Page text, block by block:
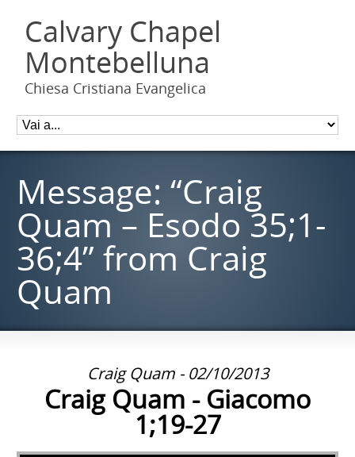
Calvary Chapel
Montebelluna
Chiesa Cristiana Evangelica
Message: “Craig
Quam – Esodo 35;1-
36;4” from Craig
Quam
Craig Quam - 02/10/2013
Craig Quam - Giacomo
1;19-27